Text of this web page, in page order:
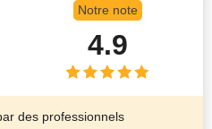
Notre note
4.9
des professionnels